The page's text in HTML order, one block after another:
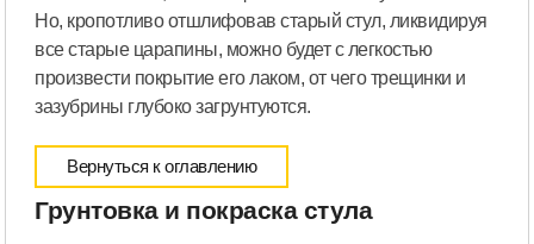
Но, кропотливо отшлифовав старый стул, ликвидируя
все старые царапины, можно будет с легкостью
произвести покрытие его лаком, от чего трещинки и
зазубрины глубоко загрунтуются.
Вернуться к оглавлению
Грунтовка и покраска стула